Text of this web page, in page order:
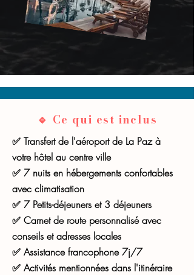
🔹 Ce qui est inclus
✅ Transfert de l'aéroport de La Paz à
votre hôtel au centre ville
✅ 7 nuits en hébergements confortables
avec climatisation
✅ 7 Petits-déjeuners et 3 déjeuners
✅ Carnet de route personnalisé avec
conseils et adresses locales
✅ Assistance francophone 7j/7
✅ Activités mentionnées dans l'itinéraire